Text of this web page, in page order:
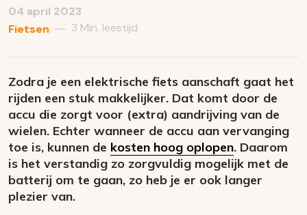
04 april 2023
Fietsen — 3 Min. leestijd
Zodra je een elektrische fiets aanschaft gaat het
rijden een stuk makkelijker. Dat komt door de
accu die zorgt voor (extra) aandrijving van de
wielen. Echter wanneer de accu aan vervanging
toe is, kunnen de kosten hoog oplopen. Daarom
is het verstandig zo zorgvuldig mogelijk met de
batterij om te gaan, zo heb je er ook langer
plezier van.